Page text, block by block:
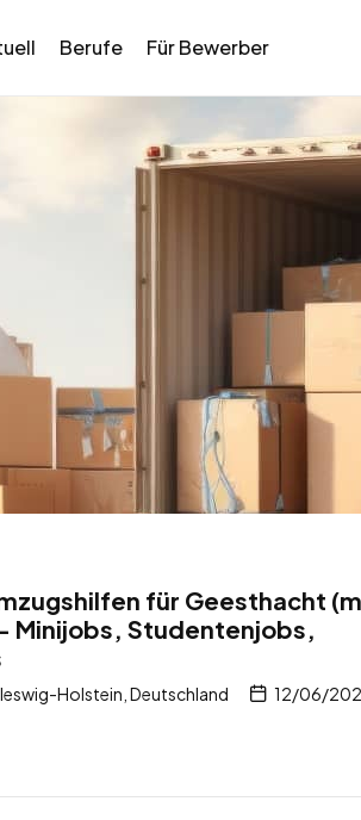
Berufe Für Bewerber
für Geesthacht
Minijobs, Studentenjobs,
Holstein, Deutschland 12/06/